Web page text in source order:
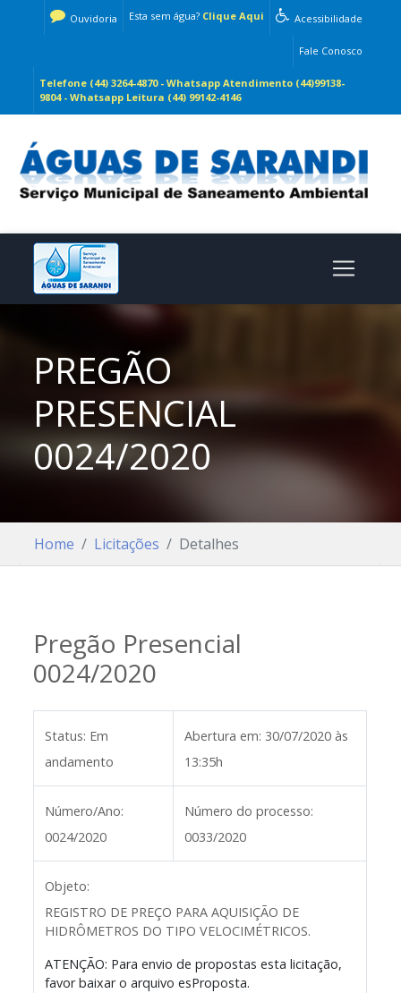
Acessibilidade
Esta sem água? Clique Aqui
Ouvidoria
Fale Conosco
Telefone (44) 3264-4870 - Whatsapp Atendimento (44)99138-
9804 - Whatsapp Leitura (44) 99142-4146
PREGÃO
PRESENCIAL
0024/2020
Home Licitações Detalhes
Pregão Presencial
0024/2020
Status: Em
andamento
Abertura em: 30/07/2020 às
13:35h
Número/Ano:
0024/2020
Número do processo:
0033/2020
Objeto:
REGISTRO DE PREÇO PARA AQUISIÇÃO DE
HIDRÔMETROS DO TIPO VELOCIMÉTRICOS.
ATENÇÃO: Para envio de propostas esta licitação,
favor baixar o arquivo esProposta.